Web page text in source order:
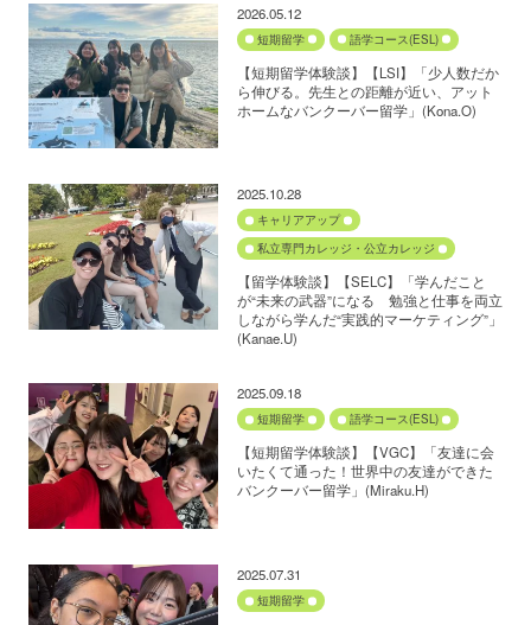
2026.05.12
短期留学 語学コース(ESL)
【短期留学体験談】【LSI】「少人数だか
ら伸びる。先生との距離が近い、アット
ホームなバンクーバー留学」(Kona.O)
2025.10.28
キャリアアップ
私立専門カレッジ・公立カレッジ
【留学体験談】【SELC】「学んだこと
が“未来の武器”になる 勉強と仕事を両立
しながら学んだ“実践的マーケティング”」
(Kanae.U)
2025.09.18
短期留学 語学コース(ESL)
【短期留学体験談】【VGC】「友達に会
いたくて通った！世界中の友達ができた
バンクーバー留学」(Miraku.H)
2025.07.31
短期留学